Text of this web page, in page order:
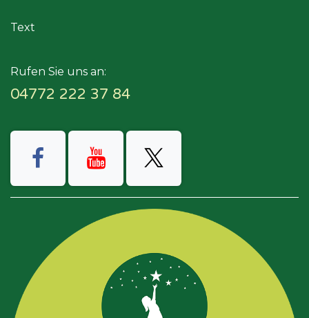
Text
Rufen Sie uns an:
04772 222 37 84